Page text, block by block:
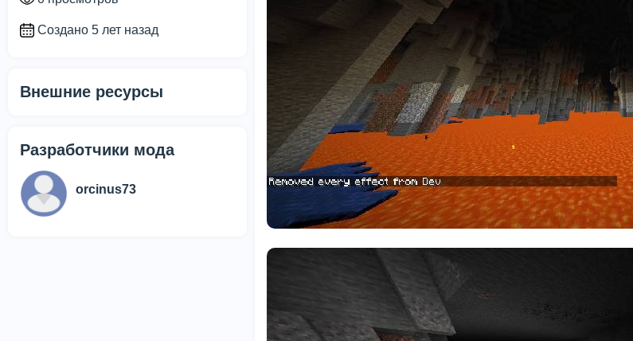
Создано 5 лет назад
Внешние ресурсы
Разработчики мода
orcinus73